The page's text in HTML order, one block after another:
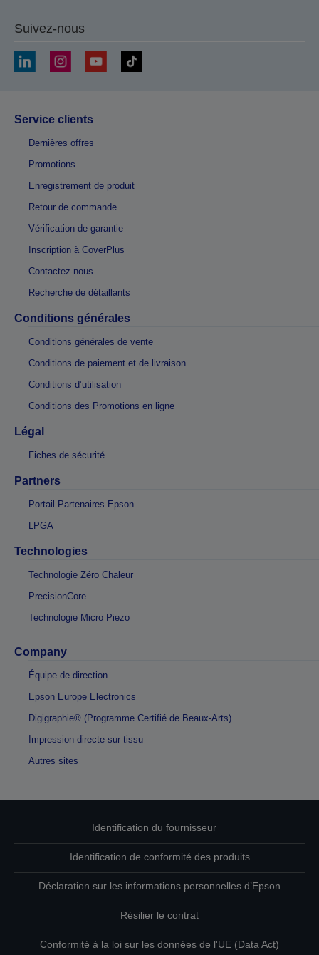
Suivez-nous
Service clients
Dernières offres
Promotions
Enregistrement de produit
Retour de commande
Vérification de garantie
Inscription à CoverPlus
Contactez-nous
Recherche de détaillants
Conditions générales
Conditions générales de vente
Conditions de paiement et de livraison
Conditions d’utilisation
Conditions des Promotions en ligne
Légal
Fiches de sécurité
Partners
Portail Partenaires Epson
LPGA
Technologies
Technologie Zéro Chaleur
PrecisionCore
Technologie Micro Piezo
Company
Équipe de direction
Epson Europe Electronics
Digigraphie® (Programme Certifié de Beaux-Arts)
Impression directe sur tissu
Autres sites
Identification du fournisseur
Identification de conformité des produits
Déclaration sur les informations personnelles d’Epson
Résilier le contrat
Conformité à la loi sur les données de l'UE (Data Act)